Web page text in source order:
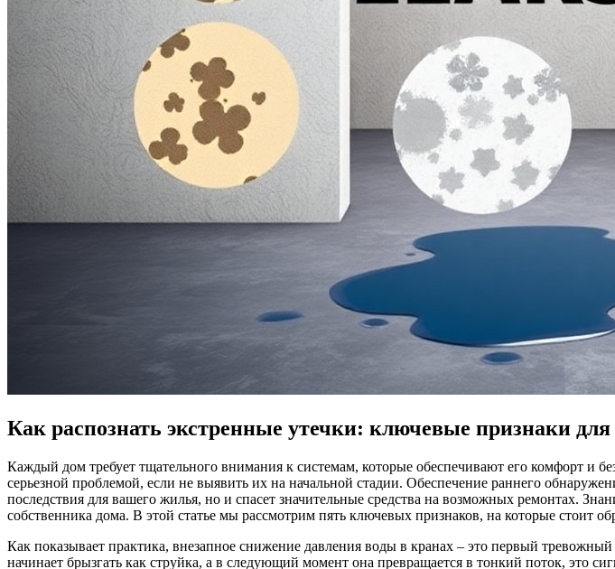
Как распознать экстренные утечки: ключевые признаки
Каждый дом требует тщательного внимания к системам, которые обеспечивают его комфорт и
серьезной проблемой, если не выявить их на начальной стадии. Обеспечение раннего
последствия для вашего жилья, но и спасет значительные средства на возможных ремонтах.
собственника дома. В этой статье мы рассмотрим пять ключевых признаков, на которые стоит
Как показывает практика, внезапное снижение давления воды в кранах – это первый
начинает брызгать как струйка, а в следующий момент она превращается в тонкий поток, это